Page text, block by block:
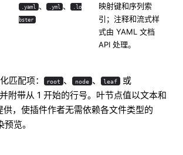
.yaml 、 .yml 、 .lo
bster
映射键和序列索
引；注释和流式样
式由 YAML 文档
API 处理。
匹配项： root 、 node 、 leaf 或
附带从 1 开始的行号。叶节点值以文本和
，使插件作者无需依赖各文件类型的
览。